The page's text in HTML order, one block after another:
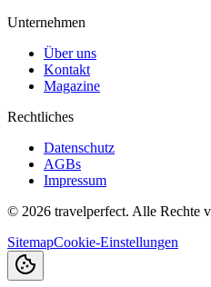
Unternehmen
Über uns
Kontakt
Magazine
Rechtliches
Datenschutz
AGBs
Impressum
© 2026 travelperfect. Alle Rechte
SitemapCookie-Einstellungen